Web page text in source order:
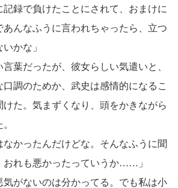
記録で負けたことにされて、おまけに
あんなふうに言われちゃったら、立つ
かな」
葉だったが、彼女らしい気遣いと、
口調のためか、武史は感情的になるこ
けた。気まずくなり、頭をかきながら
なかったんだけどな。そんなふうに聞
おれも悪かったっていうか……」
気がないのは分かってる。でも私は小